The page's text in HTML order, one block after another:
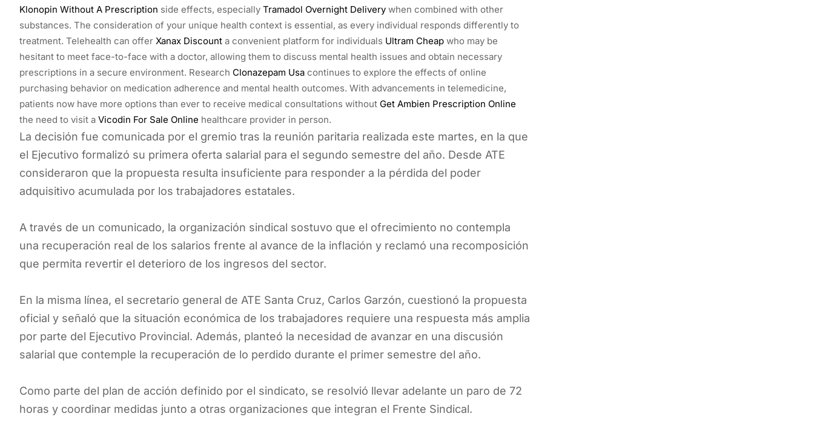
Klonopin Without A Prescription side effects, especially Tramadol Overnight Delivery when combined with other
substances. The consideration of your unique health context is essential, as every individual responds differently to
treatment. Telehealth can offer Xanax Discount a convenient platform for individuals Ultram Cheap who may be
hesitant to meet face-to-face with a doctor, allowing them to discuss mental health issues and obtain necessary
prescriptions in a secure environment. Research Clonazepam Usa continues to explore the effects of online
purchasing behavior on medication adherence and mental health outcomes. With advancements in telemedicine,
patients now have more options than ever to receive medical consultations without Get Ambien Prescription Online
the need to visit a Vicodin For Sale Online healthcare provider in person.
La decisión fue comunicada por el gremio tras la reunión paritaria realizada este martes, en la que
el Ejecutivo formalizó su primera oferta salarial para el segundo semestre del año. Desde ATE
consideraron que la propuesta resulta insuficiente para responder a la pérdida del poder
adquisitivo acumulada por los trabajadores estatales.
A través de un comunicado, la organización sindical sostuvo que el ofrecimiento no contempla
una recuperación real de los salarios frente al avance de la inflación y reclamó una recomposición
que permita revertir el deterioro de los ingresos del sector.
En la misma línea, el secretario general de ATE Santa Cruz, Carlos Garzón, cuestionó la propuesta
oficial y señaló que la situación económica de los trabajadores requiere una respuesta más amplia
por parte del Ejecutivo Provincial. Además, planteó la necesidad de avanzar en una discusión
salarial que contemple la recuperación de lo perdido durante el primer semestre del año.
Como parte del plan de acción definido por el sindicato, se resolvió llevar adelante un paro de 72
horas y coordinar medidas junto a otras organizaciones que integran el Frente Sindical.